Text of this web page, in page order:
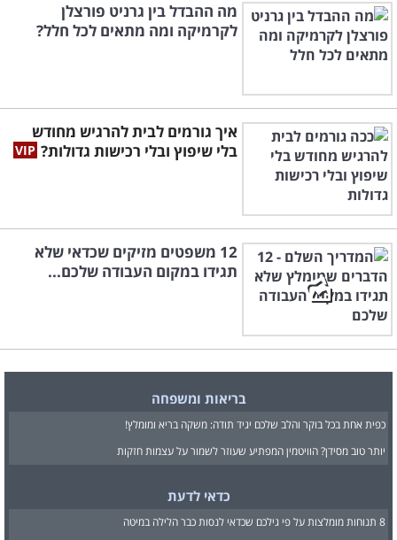
מה ההבדל בין גרניט פורצלן
לקרמיקה ומה מתאים לכל חלל?
איך גורמים לבית להרגיש מחודש
בלי שיפוץ ובלי רכישות גדולות?
12 משפטים מזיקים שכדאי שלא
תגידו במקום העבודה שלכם...
בריאות ומשפחה
כפית אחת בכל בוקר והלב שלכם יגיד תודה: משקה בריא ומומלץ!
יותר טוב מסידן? הוויטמין המפתיע שעוזר לשמור על עצמות חזקות
כדאי לדעת
8 תנוחות מומלצות על פי גילכם שכדאי לנסות כבר הלילה במיטה